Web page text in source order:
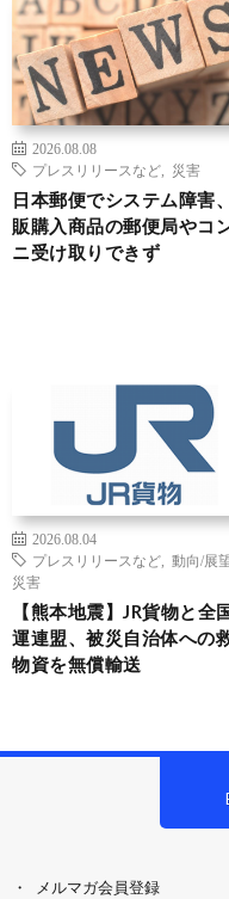
2026.08.08
プレスリリースなど
災害
日本郵便でシステム障害
販購入商品の郵便局やコ
ニ受け取りできず
2026.08.04
プレスリリースなど
動向/展
災害
【熊本地震】JR貨物と全
運連盟、被災自治体への
物資を無償輸送
メルマガ会員登録